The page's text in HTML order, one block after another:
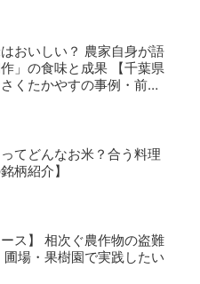
おいしい？ 農家自身が語
」の食味と成果 【千葉県
くたかやすの事例・前
ってどんなお米？合う料理
柄紹介】
ース】 相次ぐ農作物の盗難
圃場・果樹園で実践したい